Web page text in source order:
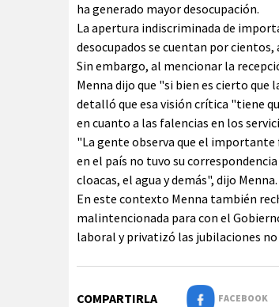
ha generado mayor desocupación.
La apertura indiscriminada de
desocupados se cuentan por cientos,
Sin embargo, al mencionar la
Menna dijo que "si bien es cierto que
detalló que esa visión crítica "tiene
en cuanto a las falencias en los
"La gente observa que el
en el país no tuvo su
cloacas, el agua y demás", dijo Menna.
En este contexto Menna también
malintencionada para con el
laboral y privatizó las jubilaciones
COMPARTIRLA FACEBOOK